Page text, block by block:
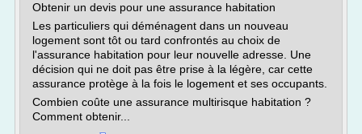
Obtenir un devis pour une assurance habitation
Les particuliers qui déménagent dans un nouveau
logement sont tôt ou tard confrontés au choix de
l'assurance habitation pour leur nouvelle adresse. Une
décision qui ne doit pas être prise à la légère, car cette
assurance protège à la fois le logement et ses occupants.
Combien coûte une assurance multirisque habitation ?
Comment obtenir...